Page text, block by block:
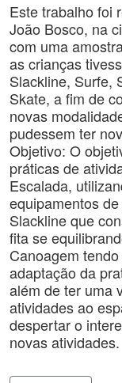
Este trabalho foi
João Bosco, na
com uma
as crianças
Slackline, Surfe,
Skate, a fim de
novas
pudessem ter
Objetivo: O
práticas de
Escalada,
equipamentos
Slackline que
fita se
Canoagem
adaptação da
além de ter uma
atividades ao
despertar o
novas atividades.